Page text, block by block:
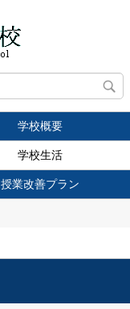
学校概要
学校生活
授業改善プラン